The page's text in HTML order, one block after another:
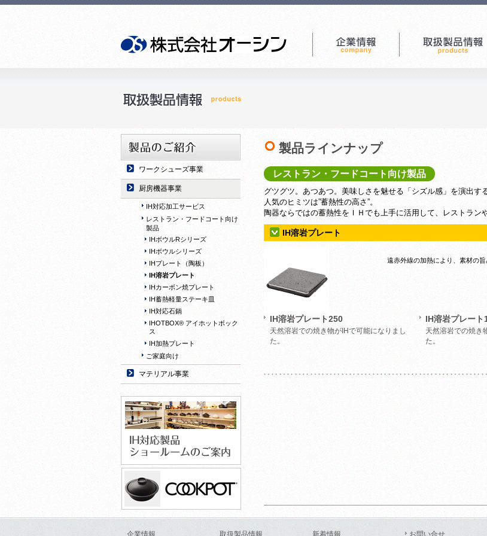
ワークシューズ事業
厨房機器事業
IH対応加工サービス
レストラン・フードコート向け
製品
IHボウルRシリーズ
IHボウルシリーズ
IHプレート（陶板）
IH溶岩プレート
IHカーボン焼プレート
IH蓄熱軽量ステーキ皿
IH対応石鍋
IHOTBOX® アイホットボック
ス
IH加熱プレート
ご家庭向け
マテリアル事業
製品ラインナップ
レストラン・フードコート向け製品
グツグツ。あつあつ。美味しさを魅せる「シズル感」を演出す
人気のヒミツは”蓄熱性の高さ”。
陶器ならではの蓄熱性をＩＨでも上手に活用して、レストラン
IH溶岩プレート
遠赤外線の加熱により、素材の
IH溶岩プレート250
天然溶岩での焼き物がIHで可能になりまし
た。
IH溶岩プレート
天然溶岩での焼き
た。
企業情報 取扱製品情報 新着情報 お問い合せ